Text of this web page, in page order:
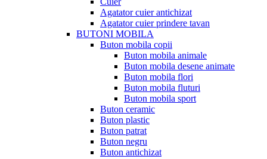
Agatator cuier antichizat
Agatator cuier prindere tavan
BUTONI MOBILA
Buton mobila copii
Buton mobila animale
Buton mobila desene animate
Buton mobila flori
Buton mobila fluturi
Buton mobila sport
Buton ceramic
Buton plastic
Buton patrat
Buton negru
Buton antichizat